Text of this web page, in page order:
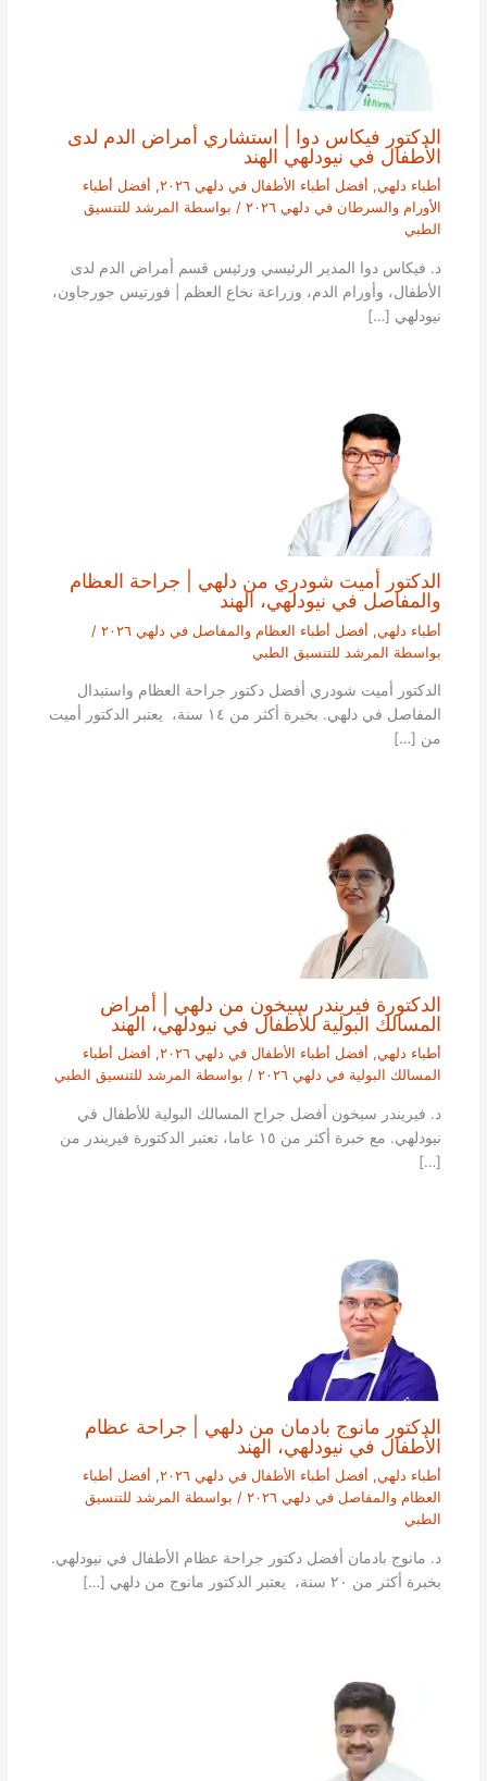
الدكتور فيكاس دوا | استشاري أمراض الدم لدى
الأطفال في نيودلهي الهند
أطباء دلهي, أفضل أطباء الأطفال في دلهي ٢٠٢٦ , أفضل أطباء
الأورام والسرطان في دلهي ٢٠٢٦
/ بواسطة المرشد للتنسيق
الطبي
د. فيكاس دوا المدير الرئيسي ورئيس قسم أمراض الدم لدى
الأطفال، وأورام الدم، وزراعة نخاع العظم | فورتيس جورجاون،
نيودلهي […]
الدكتور أميت شودري من دلهي | جراحة العظام
والمفاصل في نيودلهي، الهند
أطباء دلهي, أفضل أطباء العظام والمفاصل في دلهي ٢٠٢٦
/
بواسطة المرشد للتنسيق الطبي
الدكتور أميت شودري أفضل دكتور جراحة العظام واستبدال
المفاصل في دلهي. بخبرة أكثر من ١٤ سنة، يعتبر الدكتور أميت
من […]
الدكتورة فيريندر سيخون من دلهي | أمراض
المسالك البولية للأطفال في نيودلهي، الهند
أطباء دلهي, أفضل أطباء الأطفال في دلهي ٢٠٢٦ , أفضل أطباء
المسالك البولية في دلهي ٢٠٢٦
/ بواسطة المرشد للتنسيق الطبي
د. فيريندر سيخون أفضل جراح المسالك البولية للأطفال في
نيودلهي. مع خبرة أكثر من ١٥ عاما، تعتبر الدكتورة فيريندر من
[…]
الدكتور مانوج بادمان من دلهي | جراحة عظام
الأطفال في نيودلهي، الهند
أطباء دلهي, أفضل أطباء الأطفال في دلهي ٢٠٢٦ , أفضل أطباء
العظام والمفاصل في دلهي ٢٠٢٦
/ بواسطة المرشد للتنسيق
الطبي
د. مانوج بادمان أفضل دكتور جراحة عظام الأطفال في نيودلهي.
بخبرة أكثر من ٢٠ سنة، يعتبر الدكتور مانوج من دلهي […]